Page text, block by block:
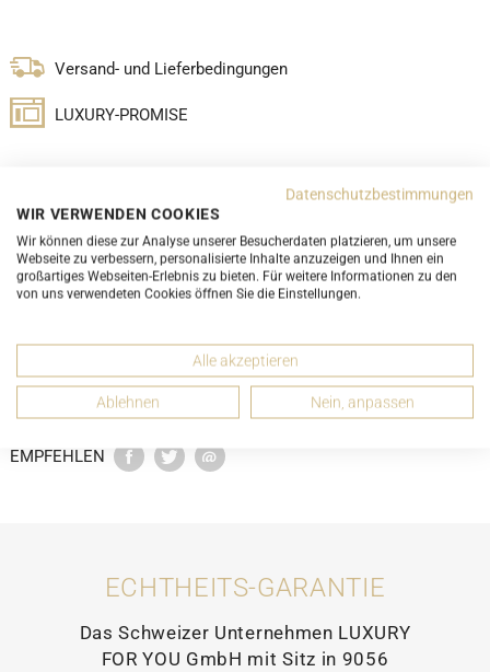
Versand- und Lieferbedingungen
LUXURY-PROMISE
DETAILS
ZUBEHÖR
EMPFEHLEN
ECHTHEITS-GARANTIE
Das Schweizer Unternehmen LUXURY
FOR YOU GmbH mit Sitz in 9056
Datenschutzbestimmungen
WIR VERWENDEN COOKIES
Wir können diese zur Analyse unserer Besucherdaten platzieren, um unsere
Webseite zu verbessern, personalisierte Inhalte anzuzeigen und Ihnen ein
großartiges Webseiten-Erlebnis zu bieten. Für weitere Informationen zu den
von uns verwendeten Cookies öffnen Sie die Einstellungen.
Alle akzeptieren
Ablehnen Nein, anpassen